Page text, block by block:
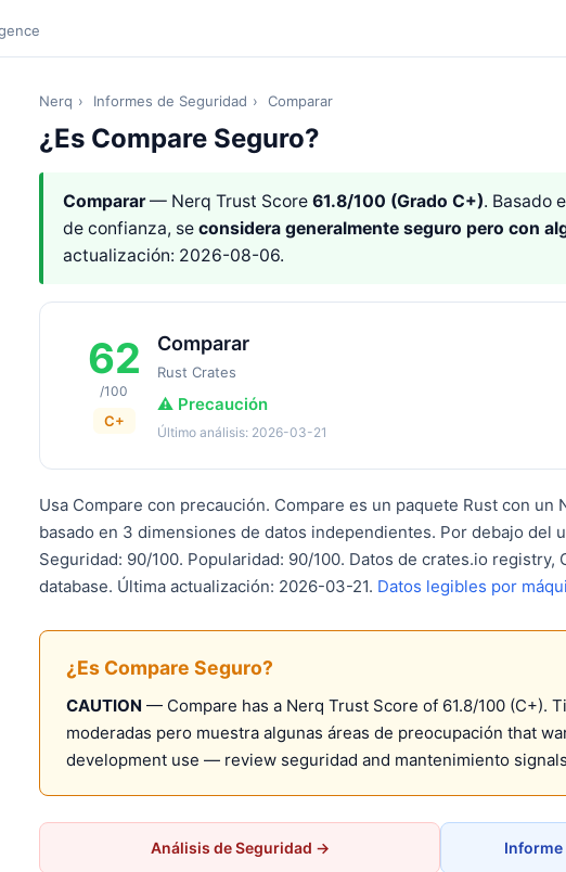
Nerq › Informes de Seguridad › Comparar
¿Es Compare Seguro?
Comparar— Nerq Trust Score 61.8/100 (Grado C+). Basado
de confianza, se considera generalmente seguro pero con
actualización: 2026-08-06.
62
/100
C+
Comparar
Rust Crates
⚠️ Precaución
Último análisis: 2026-03-21
Usa Compare con precaución. Compare es un paquete Rust con un
basado en 3 dimensiones de datos independientes. Por debajo del
Seguridad: 90/100. Popularidad: 90/100. Datos de crates.io registry,
database. Última actualización: 2026-03-21. Datos legibles por
¿Es Compare Seguro?
CAUTION — Compare has a Nerq Trust Score of 61.8/100 (C+).
moderadas pero muestra algunas áreas de preocupación that
development use — review seguridad and mantenimiento
Análisis de Seguridad → Informe